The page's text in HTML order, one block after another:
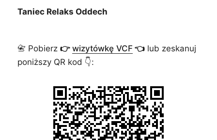
Taniec Relaks Oddech
📇 Pobierz👉wizytówkę VCF 👈 lub zeskanuj
poniższy QR kod 👇: